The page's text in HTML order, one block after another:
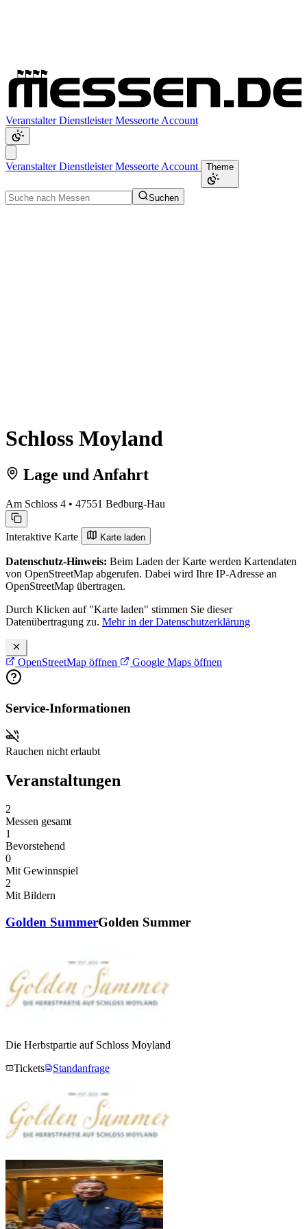
VeranstalterDienstleisterMesseorte Account
VeranstalterDienstleisterMesseorte Account Theme
Suchen
Schloss Moyland
Lage und Anfahrt
Am Schloss 4 • 47551 Bedburg-Hau
Interaktive Karte Karte laden
Datenschutz-Hinweis: Beim Laden der Karte werden Kartendaten
von OpenStreetMap abgerufen. Dabei wird Ihre IP-Adresse an
OpenStreetMap übertragen.
Durch Klicken auf "Karte laden" stimmen Sie dieser
Datenübertragung zu. Mehr in der Datenschutzerklärung
OpenStreetMap öffnen Google Maps öffnen
Service-Informationen
Rauchen nicht erlaubt
Veranstaltungen
2
Messen gesamt
1
Bevorstehend
0
Mit Gewinnspiel
2
Mit Bildern
Golden SummerGolden Summer
Die Herbstpartie auf Schloss Moyland
Tickets
Standanfrage